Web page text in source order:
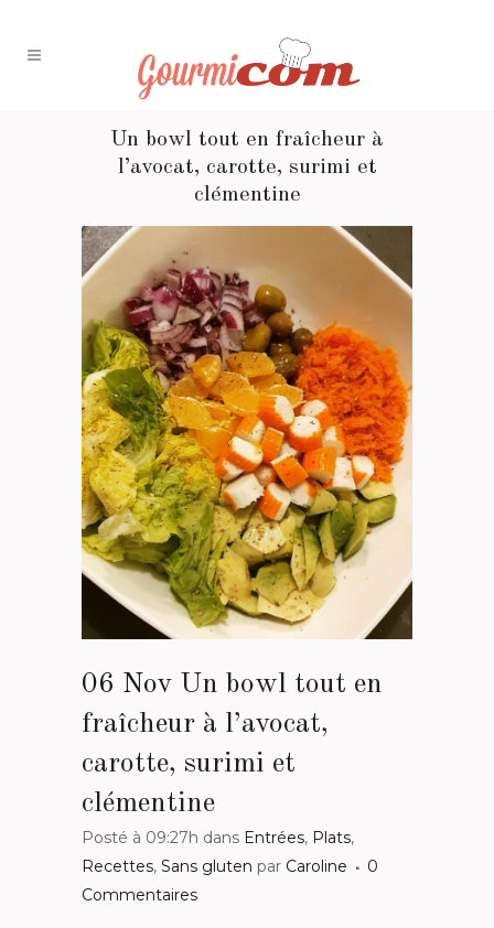
Un bowl tout en fraîcheur à
l’avocat, carotte, surimi et
clémentine
06 Nov Un bowl tout en
fraîcheur à l’avocat,
carotte, surimi et
clémentine
Posté à 09:27h dans Entrées, Plats,
Recettes, Sans gluten par Caroline
0
Commentaires